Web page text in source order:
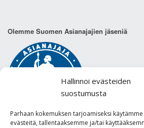
Hallinnoi evästeiden
suostumusta
Parhaan kokemuksen tarjoamiseksi
evästeitä, tallentaaksemme ja/tai
Olemme Suomen Asianajajien jäseniä